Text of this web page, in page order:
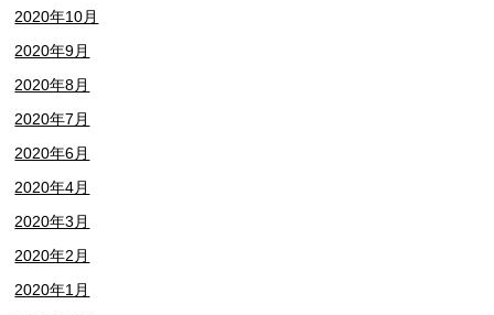
2020年10月
2020年9月
2020年8月
2020年7月
2020年6月
2020年4月
2020年3月
2020年2月
2020年1月